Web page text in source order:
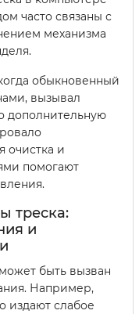
часто связаны с
механизма
обыкновенный
вызывал
дополнительную
очистка и
помогают
треска:
и
быть вызван
Например,
издают слабое